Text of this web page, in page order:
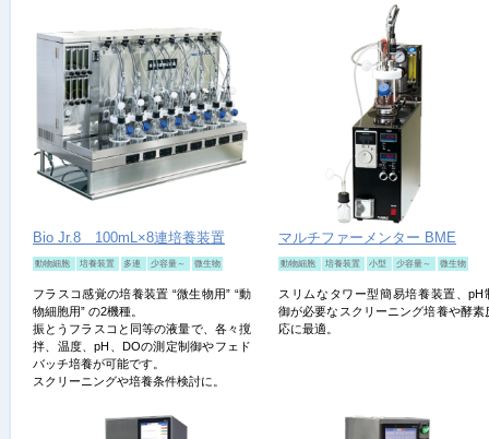
Bio Jr.8 100mL×8連培養装置
動物細胞 培養装置 多連 少容量～ 微生物
フラスコ感覚の培養装置 “微生物用” “動
物細胞用” の2機種。
振とうフラスコと同等の液量で、各々撹
拌、温度、pH、DOの測定制御やフェド
バッチ培養が可能です。
スクリーニングや培養条件検討に。
マルチファーメンター BME
動物細胞 培養装置 小型 少容量～ 微生物
スリムなタワー型簡易培養装置、pH
御が必要なスクリーニング培養や酵素
応に最適。